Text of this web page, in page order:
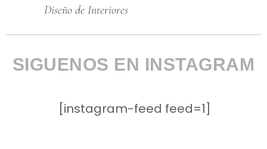
Diseño de Interiores
SIGUENOS EN INSTAGRAM
[instagram-feed feed=1]